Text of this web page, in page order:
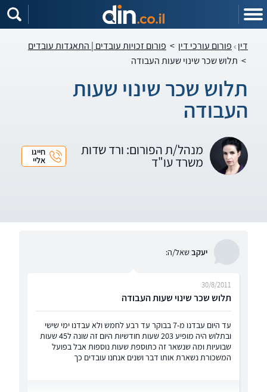
דין פורום עורכי דין > פורום זכויות עובדים | התאגדות עובדים
> תלוש שכר שינוי שעות העבודה
תלוש שכר שינוי שעות
העבודה
מנהל/ת הפורום: ורד שדות
משרד עו"ד
חייגו
אליי
יעקבשאל/ה:
תלוש שכר שינוי שעות העבודה
30/8/2011
עד היום עבדנו מ-7 בבוקר עד רבע לחמש ולא עבדנו ימי שישי
ובתלוש היה מופיע 203 שעות חודשיות היום זה שונה ל45 שעות
שבועיות ומה שנשאר זה כתוספת שעות נוספות אבל בפועל
המשכורת נשארת אותו דבר ושנים אנחנו עובדים כך